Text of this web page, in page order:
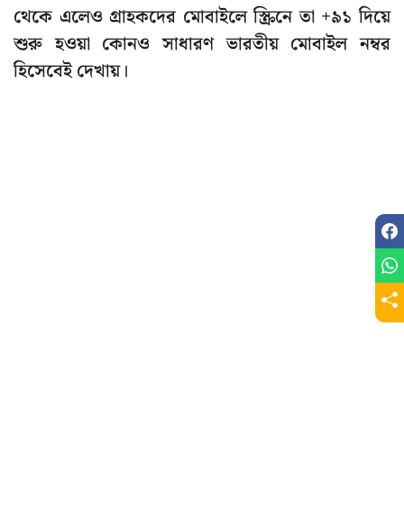
থেকে এলেও গ্রাহকদের মোবাইলে স্ক্রিনে তা +৯১ দিয়ে
শুরু হওয়া কোনও সাধারণ ভারতীয় মোবাইল নম্বর
হিসেবেই দেখায়।